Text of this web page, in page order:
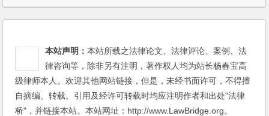
本站声明：本站所载之法律论文、法律评论、案例、法
律咨询等，除非另有注明，著作权人均为站长杨春宝高
级律师本人。欢迎其他网站链接，但是，未经书面许可，不得擅
自摘编、转载。引用及经许可转载时均应注明作者和出处"法律
桥"，并链接本站。本站网址：http://www.LawBridge.org。